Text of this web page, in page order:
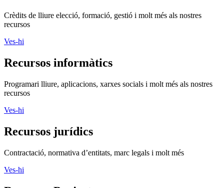
Crèdits de lliure elecció, formació, gestió i molt més als nostres
recursos
Ves-hi
Recursos informàtics
Programari lliure, aplicacions, xarxes socials i molt més als nostres
recursos
Ves-hi
Recursos jurídics
Contractació, normativa d’entitats, marc legals i molt més
Ves-hi